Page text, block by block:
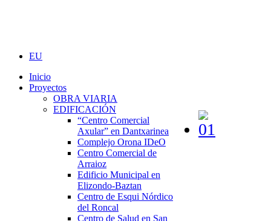
EU
Inicio
Proyectos
OBRA VIARIA
EDIFICACIÓN
“Centro Comercial
Axular” en Dantxarinea
Complejo Orona IDeO
Centro Comercial de
Arraioz
Edificio Municipal en
Elizondo-Baztan
Centro de Esqui Nórdico
del Roncal
Centro de Salud en San